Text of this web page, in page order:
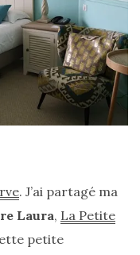
. J’ai partagé ma
Laura, La Petite
petite